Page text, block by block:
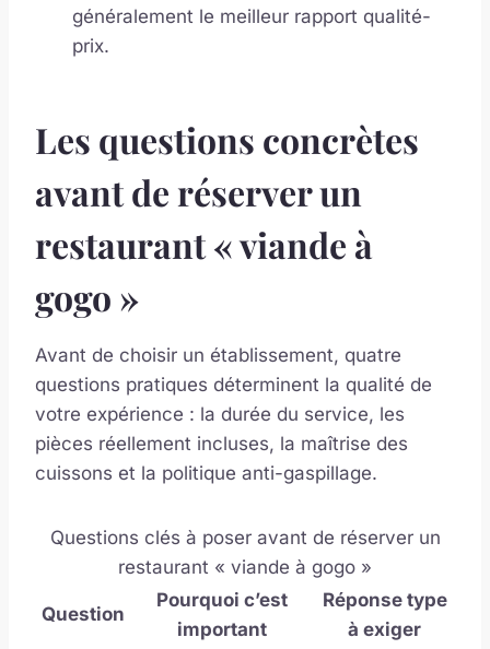
généralement le meilleur rapport qualité-
prix.
Les questions concrètes
avant de réserver un
restaurant « viande à
gogo »
Avant de choisir un établissement, quatre
questions pratiques déterminent la qualité de
votre expérience : la durée du service, les
pièces réellement incluses, la maîtrise des
cuissons et la politique anti-gaspillage.
Questions clés à poser avant de réserver un
restaurant « viande à gogo »
Question
Pourquoi c’est
important
Réponse type
à exiger